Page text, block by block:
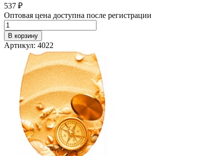
537 ₽
Оптовая цена доступна после регистрации
В корзину
Артикул: 4022